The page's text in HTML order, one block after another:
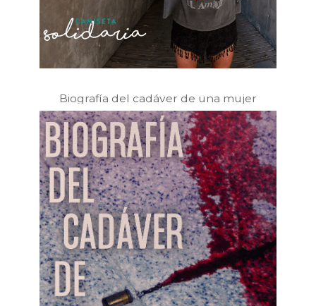
Biografía del cadáver de una mujer